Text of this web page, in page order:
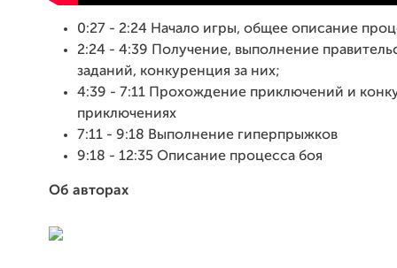
0:27 - 2:24 Начало игры, общее описание
2:24 - 4:39 Получение, выполнение
заданий, конкуренция за них;
4:39 - 7:11 Прохождение приключений и
приключениях
7:11 - 9:18 Выполнение гиперпрыжков
9:18 - 12:35 Описание процесса боя
Об авторах